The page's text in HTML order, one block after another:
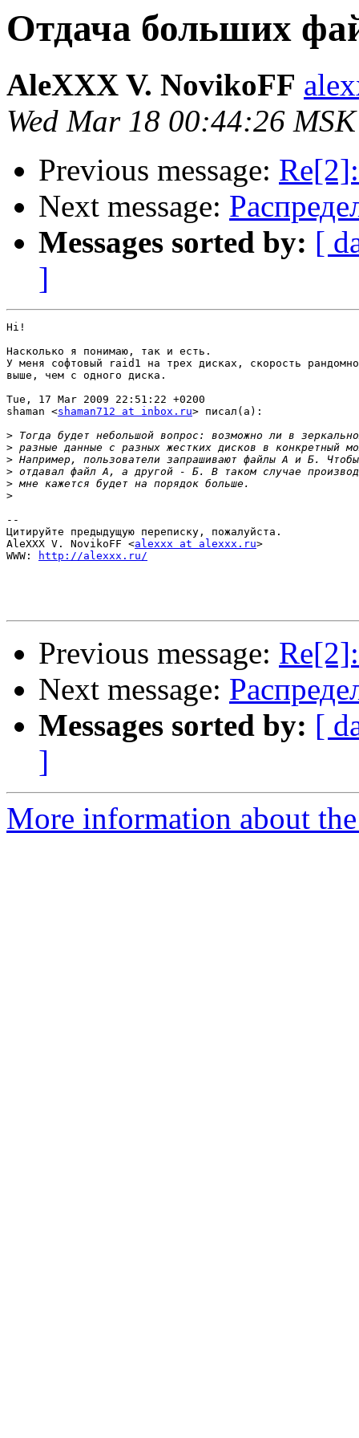
Отдача больших
AleXXX V. NovikoFF
Wed Mar 18 00:44:26
Previous message:
Next message:
Messages sorted by: [
]
Hi!
Насколько я понимаю, так и есть.
У меня софтовый raid1 на трех дисках, скорость
выше, чем с одного диска.
Tue, 17 Mar 2009 22:51:22 +0200
shaman <shaman712 at inbox.ru> писал(а):
>
>
>
>
>
>
--
Цитируйте предыдущую переписку, пожалуйста.
AleXXX V. NovikoFF <alexxx at alexxx.ru>
WWW:
http://alexxx.ru/
Previous message:
Next message:
Messages sorted by: [
]
More information about